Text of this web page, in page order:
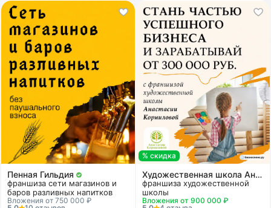
Пенная Гильдия
франшиза сети магазинов и
баров разливных напитков
Вложения от 750 000 ₽
% скидка
Художественная школа Анастасии Корниловой
франшиза художественной
школы
Вложения от 900 000 ₽